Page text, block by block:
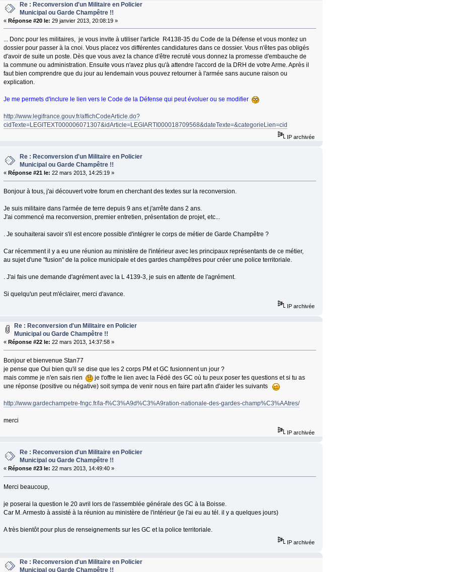
Re : Reconversion d'un Militaire en Policier
Municipal ou Garde Champêtre !!
« Réponse #20 le: 29 janvier 2013, 20:08:19 »
... Donc pour les militaires, je vous invite à utiliser l'article R4138-35 du Code de la Défense et vous montez un
dossier pour passer à la cnoi. Vous placez vos différentes candidatures dans ce dossier. Vous n'êtes pas obligés
d'avoir de suite un poste. Dès que vous avez la chance d'être recruté vous donnez la promesse d'embauche de
la commune ou administration. Ensuite vous n'avez plus qu'à attendre l'accord de la DRH de votre Arme. Après il
faut bien comprendre que du jour au lendemain vous pouvez retourner à l'armée sans aucune raison ou
explication.
Je me permets d'inclure le lien vers le Code de la Défense qui peut évoluer ou se modifier
http://www.legifrance.gouv.fr/affichCodeArticle.do?
cidTexte=LEGITEXT000006071307&idArticle=LEGIARTI000018709568&dateTexte=&categorieLien=cid
IP archivée
Re : Reconversion d'un Militaire en Policier
Municipal ou Garde Champêtre !!
« Réponse #21 le: 22 mars 2013, 14:25:19 »
Bonjour à tous, j'ai découvert votre forum en cherchant des textes sur la reconversion.
Je suis militaire dans l'armée de terre depuis 9 ans et j'arrête dans 2 ans.
J'ai commencé ma reconversion, premier entretien, présentation de projet, etc...
. Je souhaiterai savoir s'il est encore possible d'intégrer le corps de métier de Garde Champêtre ?
Car récemment il y a eu une réunion au ministère de l'intérieur avec les principaux représentants de ce métier,
au sujet d'une "fusion" de la police municipale et des gardes champêtres pour créer une police territoriale.
. J'ai fais une demande d'agrément avec la L 4139-3, je suis en attente de l'agrément.
Si quelqu'un peut m'éclairer, merci d'avance.
IP archivée
Re : Reconversion d'un Militaire en Policier
Municipal ou Garde Champêtre !!
« Réponse #22 le: 22 mars 2013, 14:37:58 »
Bonjour et bienvenue Stan77
je pense que Oui bien qu'il se dise que les 2 corps PM et GC fusionnent un jour ?
mais comme je n'en sais rien
je t'offre le lien avec la Fédé des GC où tu peux poser tes questions et si tu as
une réponse (positive ou négative) soit sympa de venir nous en faire part afin d'aider les suivants
http://www.gardechampetre-fngc.fr/la-f%C3%A9d%C3%A9ration-nationale-des-gardes-champ%C3%AAtres/
merci
IP archivée
Re : Reconversion d'un Militaire en Policier
Municipal ou Garde Champêtre !!
« Réponse #23 le: 22 mars 2013, 14:49:40 »
Merci beaucoup,
je poserai la question le 20 avril lors de l'assemblée générale des GC à la Boisse.
Car M. Armesto à assisté à la réunion au ministère de l'intérieur (je l'ai eu au tél. il y a quelques jours)
A très bientôt pour plus de renseignements sur les GC et la police territoriale.
IP archivée
Re : Reconversion d'un Militaire en Policier
Municipal ou Garde Champêtre !!